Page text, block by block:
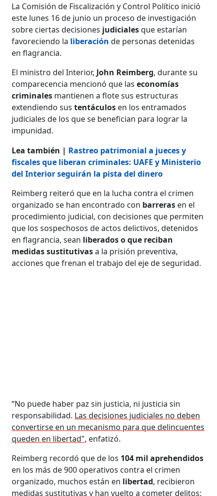
La Comisión de Fiscalización y Control Político inició
este lunes 16 de junio un proceso de investigación
sobre ciertas decisiones judicialesque estarían
favoreciendo la liberación de personas detenidas
en flagrancia.
El ministro del Interior, John Reimberg, durante su
comparecencia mencionó que laseconomías
criminales mantienen a flote sus estructuras
extendiendo sustentáculos en los entramados
judiciales de los que se benefician para lograr la
impunidad.
Lea también | Rastreo patrimonial a jueces y
fiscales que liberan criminales: UAFE y Ministerio
del Interior seguirán la pista del dinero
Reimberg reiteró que en la lucha contra el crimen
organizado se han encontrado con barreras en el
procedimiento judicial, con decisiones que permiten
que los sospechosos de actos delictivos, detenidos
en flagrancia, sean liberados o que reciban
medidas sustitutivasa la prisión preventiva,
acciones que frenan el trabajo del eje de seguridad.
“No puede haber paz sin justicia, ni justicia sin
responsabilidad. Las decisiones judiciales no deben
convertirse en un mecanismo para que delincuentes
queden en libertad", enfatizó.
Reimberg recordó que de los 104 mil aprehendidos
en los más de 900 operativos contra el crimen
organizado, muchos están en libertad, recibieron
medidas sustitutivas y han vuelto a cometer delitos;